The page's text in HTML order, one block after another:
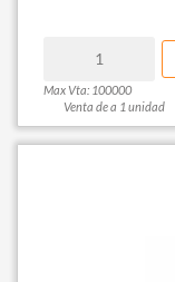
Max Vta: 100000
Venta de a 1 unidad